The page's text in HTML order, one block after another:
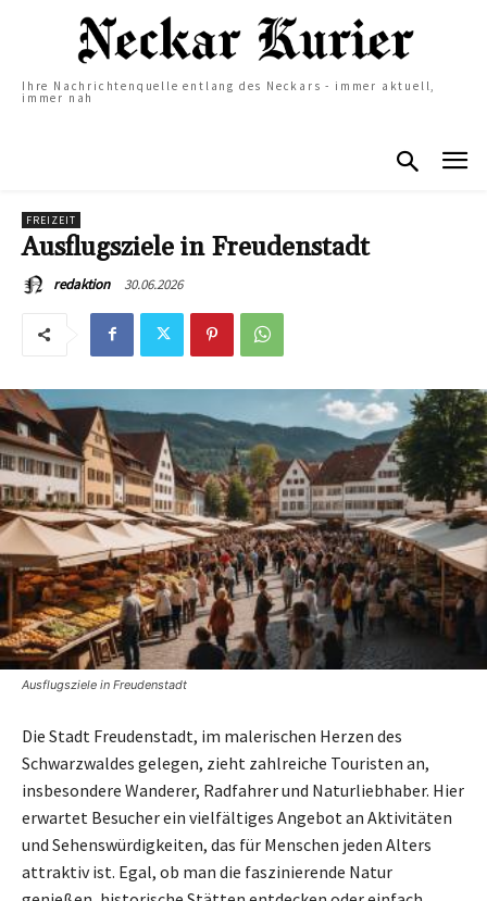
Ihre Nachrichtenquelle entlang des Neckars - immer aktuell,
immer nah
FREIZEIT
Ausflugsziele in Freudenstadt
redaktion 30.06.2026
Ausflugsziele in Freudenstadt
Die Stadt Freudenstadt, im malerischen Herzen des
Schwarzwaldes gelegen, zieht zahlreiche Touristen an,
insbesondere Wanderer, Radfahrer und Naturliebhaber. Hier
erwartet Besucher ein vielfältiges Angebot an Aktivitäten
und Sehenswürdigkeiten, das für Menschen jeden Alters
attraktiv ist. Egal, ob man die faszinierende Natur